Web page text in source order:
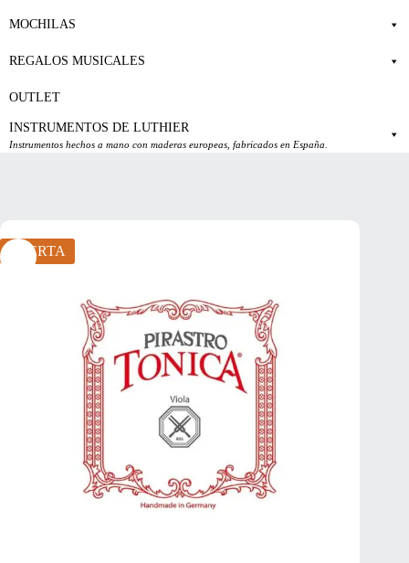
MOCHILAS
REGALOS MUSICALES
OUTLET
INSTRUMENTOS DE LUTHIER
Instrumentos hechos a mano con maderas europeas, fabricados en España.
OFERTA